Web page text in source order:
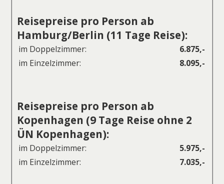
Reisepreise pro Person ab
Hamburg/Berlin (11 Tage Reise):
im Doppelzimmer:
6.875,-
im Einzelzimmer:
8.095,-
Reisepreise pro Person ab
Kopenhagen (9 Tage Reise ohne 2
ÜN Kopenhagen):
im Doppelzimmer:
5.975,-
im Einzelzimmer:
7.035,-